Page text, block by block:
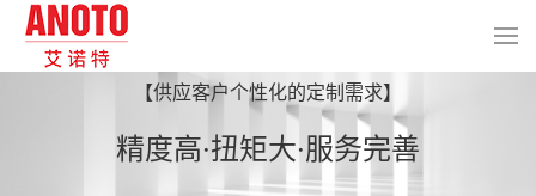
【供应客户个性化的定制需求】
精度高·扭矩大·服务完善